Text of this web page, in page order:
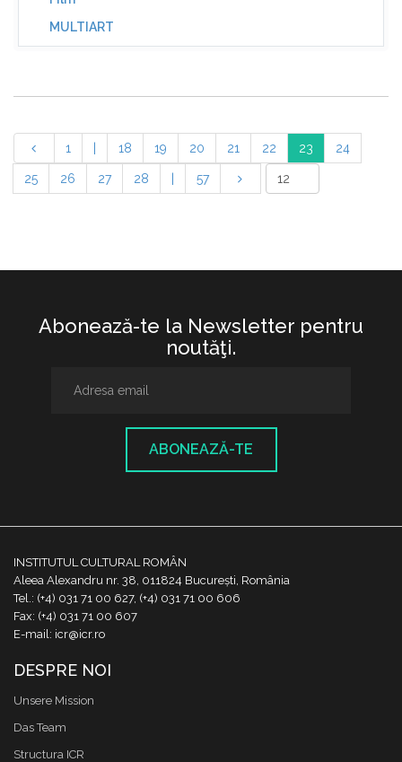
MULTIART
1 18 19 20 21 22 23 24
25 26 27 28 57
Abonează-te la Newsletter pentru
noutăţi.
ABONEAZĂ-TE
INSTITUTUL CULTURAL ROMÂN
Aleea Alexandru nr. 38, 011824 București, România
Tel.: (+4) 031 71 00 627, (+4) 031 71 00 606
Fax: (+4) 031 71 00 607
E-mail: icr@icr.ro
DESPRE NOI
Unsere Mission
Das Team
Structura ICR